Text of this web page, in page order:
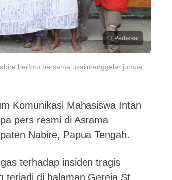
Perbesar
berfoto bersama usai menggelar jumpa
Komunikasi Mahasiswa Intan
pers resmi di Asrama
Nabire, Papua Tengah.
terhadap insiden tragis
terjadi di halaman Gereja St.